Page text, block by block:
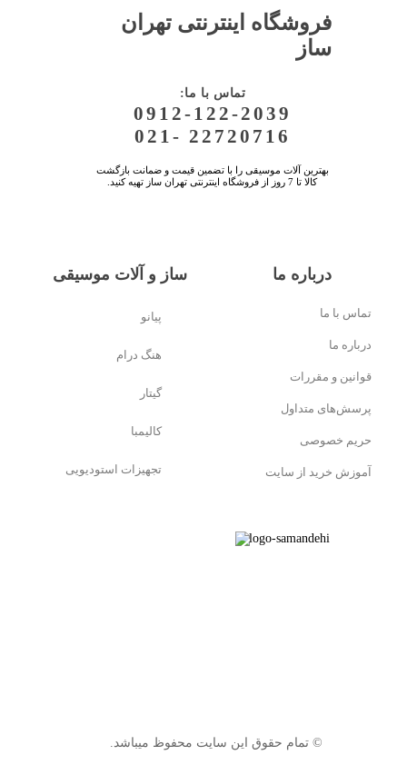
فروشگاه اینترنتی تهران
ساز
:تماس با ما
0912-122-2039
021- 22720716
بهترین آلات موسیقی را با تضمین قیمت و ضمانت بازگشت
کالا تا 7 روز از فروشگاه اینترنتی تهران ساز تهیه کنید.
تماس با ما
درباره ما
قوانین و مقررات
پرسش‌های متداول
حریم خصوصی
آموزش خرید از سایت
درباره ما ساز و آلات موسیقی
پیانو
هنگ درام
گیتار
کالیمبا
تجهیزات استودیویی
© تمام حقوق این سایت محفوظ میباشد.